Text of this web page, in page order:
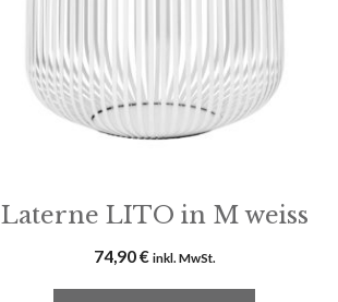
Laterne LITO in M weiss
74,90€ inkl. MwSt.